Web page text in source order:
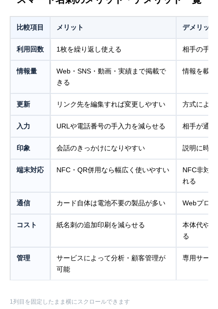
比較項目 メリット デメリット
利用回数 1枚を繰り返し使える 相手の手
情報量
Web・SNS・動画・実績まで掲載で
きる
情報を載
更新 リンク先を編集すれば変更しやすい 方式によ
入力 URLや電話番号の手入力を減らせる 相手が通
印象 会話のきっかけになりやすい 説明に時
端末対応 NFC・QR併用なら幅広く使いやすい
NFC非対
れる
通信 カード自体は電池不要の製品が多い Webプロ
コスト 紙名刺の追加印刷を減らせる
本体代や
る
管理
サービスによって分析・顧客管理が
可能
専用サー
1列目を固定したまま横にスクロールできます